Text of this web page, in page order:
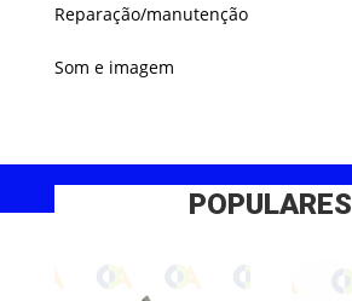
Reparação/manutenção
Som e imagem
POPULARES